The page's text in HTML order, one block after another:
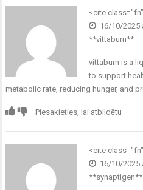
<cite
16/10/2025
** vittaburn**
vittaburn is a
to support
metabolic rate, reducing hunger, and
Piesakieties, lai atbildētu
<cite
16/10/2025
** synaptigen**